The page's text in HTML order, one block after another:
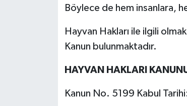
Böylece de hem insanlara,
Hayvan Hakları ile ilgili
Kanun bulunmaktadır.
HAYVAN HAKLARI
Kanun No. 5199 Kabul